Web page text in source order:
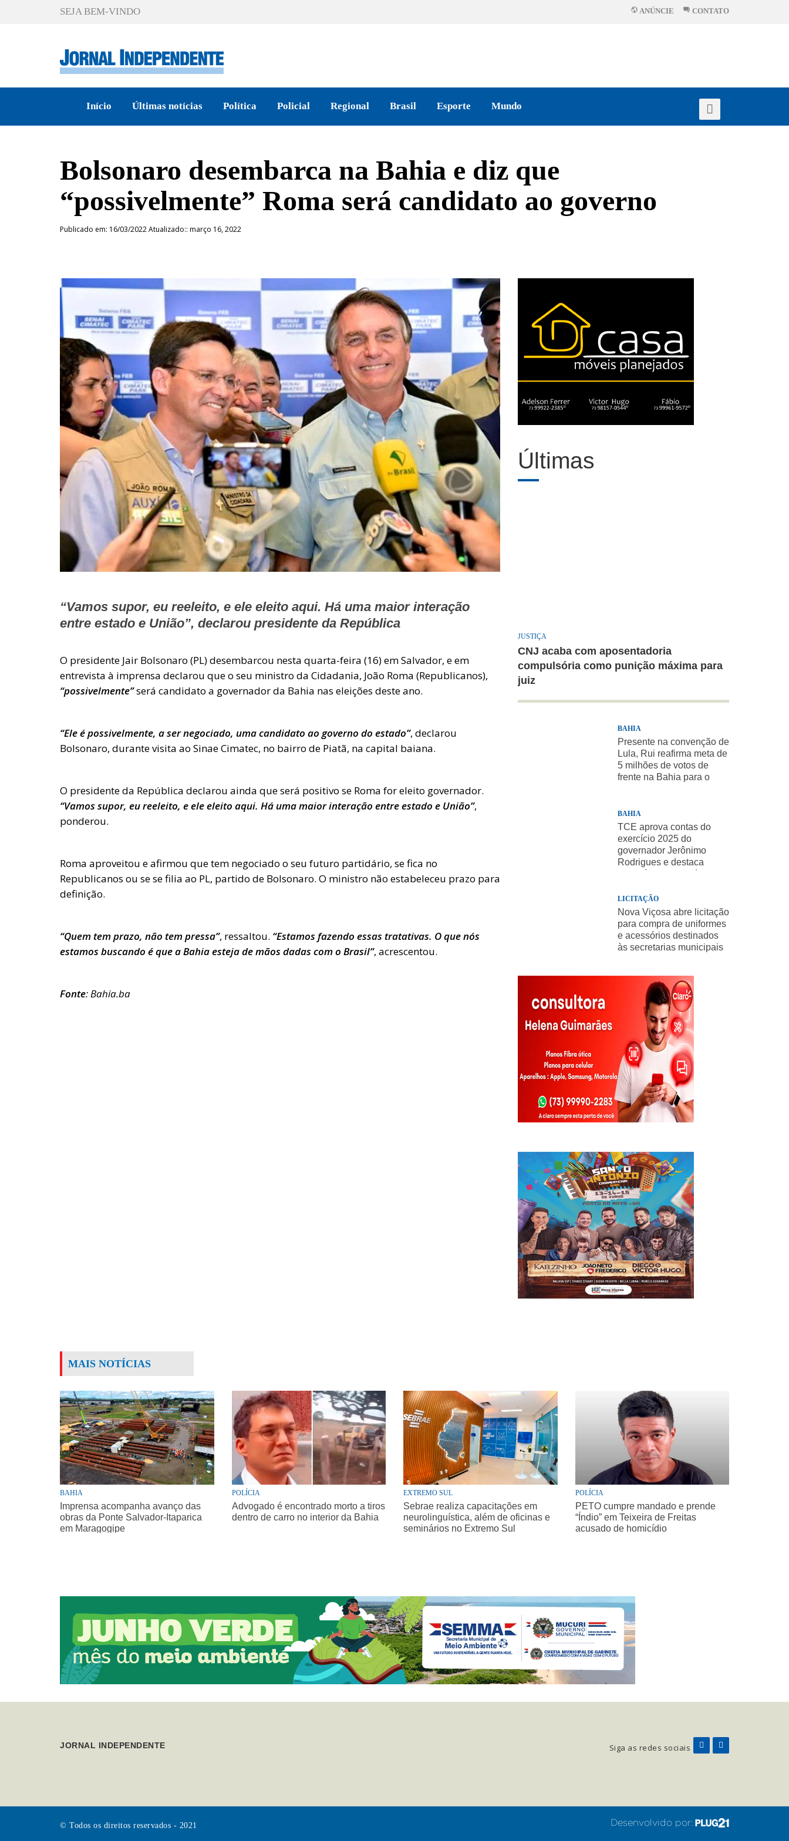
SEJA BEM-VINDO ANÚNCIE CONTATO
Início Últimas notícias Política Policial Regional Brasil Esporte Mundo
Bolsonaro desembarca na Bahia e diz que
“possivelmente” Roma será candidato ao governo
Publicado em: 16/03/2022 Atualizado:: março 16, 2022
“Vamos supor, eu reeleito, e ele eleito aqui. Há uma maior interação
entre estado e União”, declarou presidente da República
O presidente Jair Bolsonaro (PL) desembarcou nesta quarta-feira (16) em Salvador, e em
entrevista à imprensa declarou que o seu ministro da Cidadania, João Roma (Republicanos),
“possivelmente”será candidato a governador da Bahia nas eleições deste ano.
“Ele é possivelmente, a ser negociado, uma candidato ao governo do estado”, declarou
Bolsonaro, durante visita ao Sinae Cimatec, no bairro de Piatã, na capital baiana.
O presidente da República declarou ainda que será positivo se Roma for eleito governador.
“Vamos supor, eu reeleito, e ele eleito aqui. Há uma maior interação entre estado e União”,
ponderou.
Roma aproveitou e afirmou que tem negociado o seu futuro partidário, se fica no
Republicanos ou se se filia ao PL, partido de Bolsonaro. O ministro não estabeleceu prazo para
definição.
“Quem tem prazo, não tem pressa”, ressaltou. “Estamos fazendo essas tratativas. O que nós
estamos buscando é que a Bahia esteja de mãos dadas com o Brasil”, acrescentou.
Fonte: Bahia.ba
Últimas
JUSTIÇA
CNJ acaba com aposentadoria
compulsória como punição máxima para
juiz
BAHIA
Presente na convenção de
Lula, Rui reafirma meta de
5 milhões de votos de
frente na Bahia para o
BAHIA
TCE aprova contas do
exercício 2025 do
governador Jerônimo
Rodrigues e destaca
LICITAÇÃO
Nova Viçosa abre licitação
para compra de uniformes
e acessórios destinados
às secretarias municipais
MAIS NOTÍCIAS
BAHIA
Imprensa acompanha avanço das
obras da Ponte Salvador-Itaparica
em Maragogipe
POLÍCIA
Advogado é encontrado morto a tiros
dentro de carro no interior da Bahia
EXTREMO SUL
Sebrae realiza capacitações em
neurolinguística, além de oficinas e
seminários no Extremo Sul
POLÍCIA
PETO cumpre mandado e prende
“Índio” em Teixeira de Freitas
acusado de homicídio
JORNAL INDEPENDENTE Siga as redes sociais
© Todos os direitos reservados - 2021